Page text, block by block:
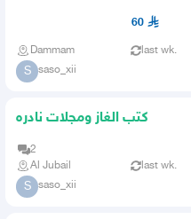
60
Dammam last wk.
S saso_xii
كتب الغاز ومجلات نادره
2
Al Jubail
last wk.
S saso_xii